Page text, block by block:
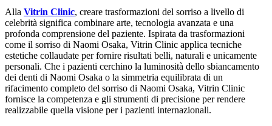
Alla Vitrin Clinic, creare trasformazioni del sorriso a livello di
celebrità significa combinare arte, tecnologia avanzata e una
profonda comprensione del paziente. Ispirata da trasformazioni
come il sorriso di Naomi Osaka, Vitrin Clinic applica tecniche
estetiche collaudate per fornire risultati belli, naturali e unicamente
personali. Che i pazienti cerchino la luminosità dello sbiancamento
dei denti di Naomi Osaka o la simmetria equilibrata di un
rifacimento completo del sorriso di Naomi Osaka, Vitrin Clinic
fornisce la competenza e gli strumenti di precisione per rendere
realizzabile quella visione per i pazienti internazionali.